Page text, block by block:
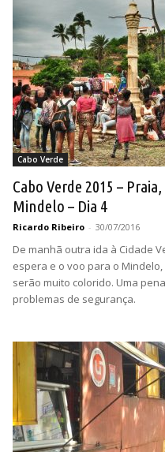
Cabo Verde
Cabo Verde 2015 –
Mindelo – Dia 4
Ricardo Ribeiro - 30/07/2016
De manhã outra ida à Cidade
espera e o voo para o
serão muito colorido. Uma
problemas de segurança.